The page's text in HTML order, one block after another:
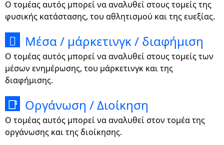
Ο τομέας αυτός μπορεί να αναλυθεί στους τομείς της
φυσικής κατάστασης, του αθλητισμού και της ευεξίας.
 Μέσα / μάρκετινγκ / διαφήμιση
Ο τομέας αυτός μπορεί να αναλυθεί στους τομείς των
μέσων ενημέρωσης, του μάρκετινγκ και της
διαφήμισης.
📑 Οργάνωση / Διοίκηση
Ο τομέας αυτός μπορεί να αναλυθεί στον τομέα της
οργάνωσης και της διοίκησης.